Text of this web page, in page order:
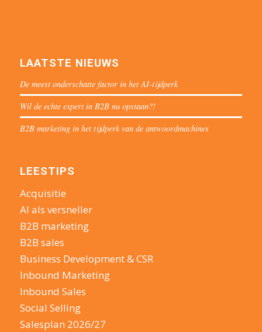
LAATSTE NIEUWS
De meest onderschatte factor in het AI-tijdperk
Wil de echte expert in B2B nu opstaan?!
B2B marketing in het tijdperk van de antwoordmachines
LEESTIPS
Acquisitie
AI als versneller
B2B marketing
B2B sales
Business Development & CSR
Inbound Marketing
Inbound Sales
Social Selling
Salesplan 2026/27